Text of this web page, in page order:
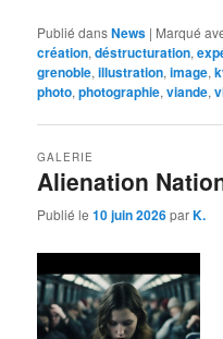
Publié dansNews | Marqué
création,déstructuration,
grenoble,illustration,image,
photo,photographie,viande,
Alienation
GALERIE
Publié le10 juin 2026parK.